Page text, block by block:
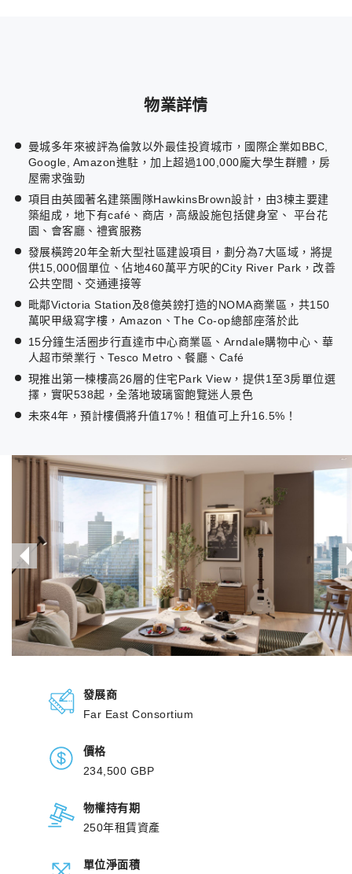
物業詳情
曼城多年來被評為倫敦以外最佳投資城市，國際企業如BBC,
Google, Amazon進駐，加上超過100,000龐大學生群體，房
屋需求強勁
項目由英國著名建築團隊HawkinsBrown設計，由3楝主要建
築組成，地下有café、商店，高級設施包括健身室、 平台花
園、會客廳、禮賓服務
發展橫跨20年全新大型社區建設項目，劃分為7大區域，將提
供15,000個單位、佔地460萬平方呎的City River Park，改善
公共空間、交通連接等
毗鄰Victoria Station及8億英鎊打造的NOMA商業區，共150
萬呎甲級寫字樓，Amazon、The Co-op總部座落於此
15分鐘生活圈步行直達市中心商業區、Arndale購物中心、華
人超市榮業行、Tesco Metro、餐廳、Café
現推出第一楝樓高26層的住宅Park View，提供1至3房單位選
擇，實呎538起，全落地玻璃窗飽覽迷人景色
未來4年，預計樓價將升值17%！租值可上升16.5%！
發展商
Far East Consortium
價格
234,500 GBP
物權持有期
250年租賃資產
單位淨面積